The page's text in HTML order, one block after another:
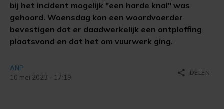
bij het incident mogelijk "een harde knal" was
gehoord. Woensdag kon een woordvoerder
bevestigen dat er daadwerkelijk een ontploffing
plaatsvond en dat het om vuurwerk ging.
ANP
10 mei 2023 - 17:19
share DELEN